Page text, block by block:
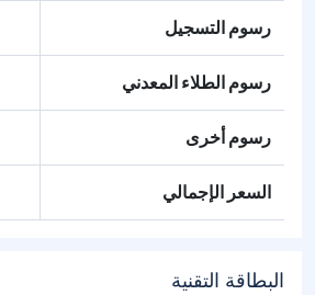
رسوم التسجيل
رسوم الطلاء المعدني
رسوم أخرى
السعر الإجمالي
البطاقة التقنية